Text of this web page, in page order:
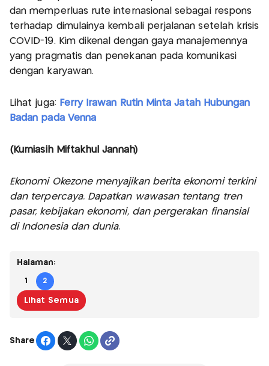
dan memperluas rute internasional sebagai respons
terhadap dimulainya kembali perjalanan setelah krisis
COVID-19. Kim dikenal dengan gaya manajemennya
yang pragmatis dan penekanan pada komunikasi
dengan karyawan.
Lihat juga: Ferry Irawan Rutin Minta Jatah Hubungan
Badan pada Venna
(Kurniasih Miftakhul Jannah)
Ekonomi Okezone menyajikan berita ekonomi terkini
dan terpercaya. Dapatkan wawasan tentang tren
pasar, kebijakan ekonomi, dan pergerakan finansial
di Indonesia dan dunia.
Halaman:
1 2
Lihat Semua
Share